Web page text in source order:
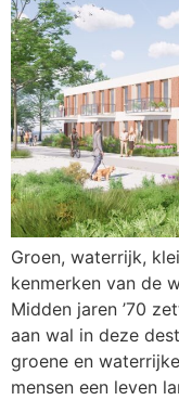
Groen, waterrijk,
kenmerken van de
Midden jaren ’70
aan wal in deze
groene en
mensen een leven